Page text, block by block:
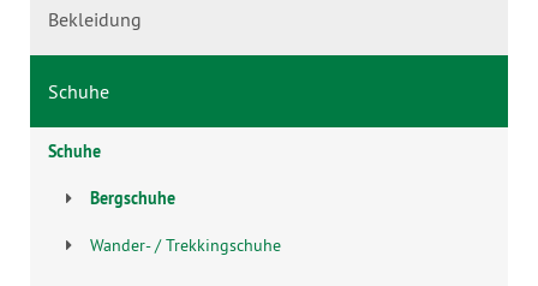
Bekleidung
Schuhe
Schuhe
Bergschuhe
Wander- / Trekkingschuhe